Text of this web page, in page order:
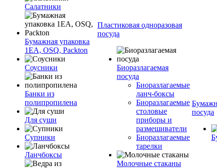
Салатники
Бумажная упаковка
1ЕА, OSQ, Packton
Соусники
Банки из
полипропилена
Для суши
Супники
Ланчбоксы
Пластиковая одноразовая
посуда
Биоразлагаемая
посуда
Биоразлагаемые
ланч-боксы
Биоразлагаемые
столовые
приборы и
размешиватели
Биоразлагаемые
тарелки
Молочные стаканы
посуда